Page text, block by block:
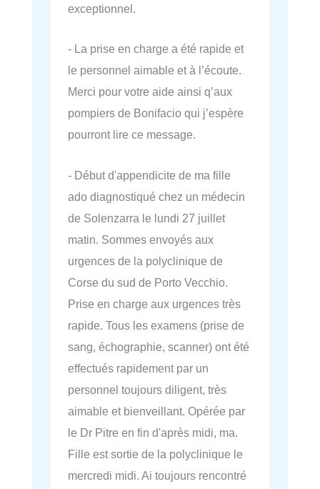
exceptionnel.
- La prise en charge a été rapide et
le personnel aimable et à l’écoute.
Merci pour votre aide ainsi q’aux
pompiers de Bonifacio qui j’espère
pourront lire ce message.
- Début d'appendicite de ma fille
ado diagnostiqué chez un médecin
de Solenzarra le lundi 27 juillet
matin. Sommes envoyés aux
urgences de la polyclinique de
Corse du sud de Porto Vecchio.
Prise en charge aux urgences très
rapide. Tous les examens (prise de
sang, échographie, scanner) ont été
effectués rapidement par un
personnel toujours diligent, très
aimable et bienveillant. Opérée par
le Dr Pitre en fin d'après midi, ma.
Fille est sortie de la polyclinique le
mercredi midi. Ai toujours rencontré